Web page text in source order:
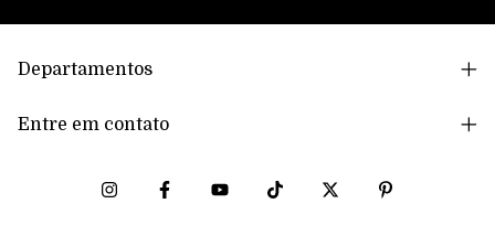
Departamentos
Entre em contato